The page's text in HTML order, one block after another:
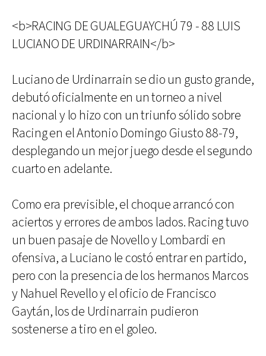
<b>RACING DE GUALEGUAYCHÚ 79 - 88 LUIS
LUCIANO DE URDINARRAIN</b>
Luciano de Urdinarrain se dio un gusto grande,
debutó oficialmente en un torneo a nivel
nacional y lo hizo con un triunfo sólido sobre
Racing en el Antonio Domingo Giusto 88-79,
desplegando un mejor juego desde el segundo
cuarto en adelante.
Como era previsible, el choque arrancó con
aciertos y errores de ambos lados. Racing tuvo
un buen pasaje de Novello y Lombardi en
ofensiva, a Luciano le costó entrar en partido,
pero con la presencia de los hermanos Marcos
y Nahuel Revello y el oficio de Francisco
Gaytán, los de Urdinarrain pudieron
sostenerse a tiro en el goleo.